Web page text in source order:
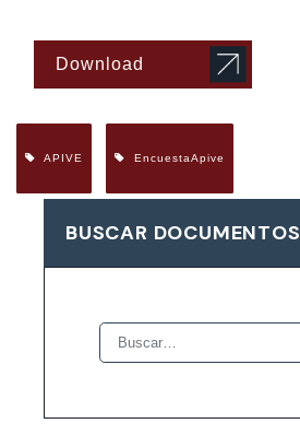
Download
APIVE EncuestaApive
BUSCAR DOCUMENTOS